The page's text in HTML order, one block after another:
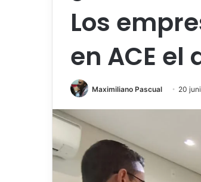
Los
en ACE el
Maximiliano Pascual 20